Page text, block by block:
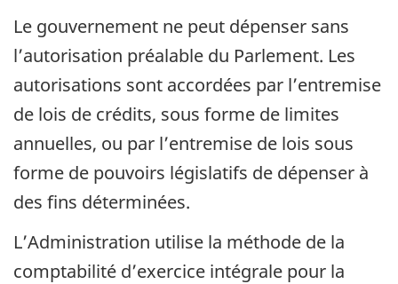
Le gouvernement ne peut dépenser sans
l’autorisation préalable du Parlement. Les
autorisations sont accordées par l’entremise
de lois de crédits, sous forme de limites
annuelles, ou par l’entremise de lois sous
forme de pouvoirs législatifs de dépenser à
des fins déterminées.
L’Administration utilise la méthode de la
comptabilité d’exercice intégrale pour la